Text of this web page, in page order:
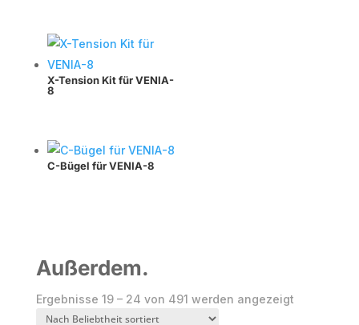
X-Tension Kit für VENIA-
8
C-Bügel für VENIA-8
Außerdem.
Ergebnisse 19 – 24 von 491 werden angezeigtNach